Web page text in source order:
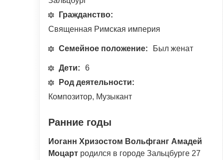
Гражданство:
Священная Римская империя
Семейное положение: Был женат
Дети:
6
Род деятельности:
Композитор, Музыкант
Ранние годы
Иоганн Хризостом Вольфганг Амадей
Моцарт родился в городе Зальцбурге 27